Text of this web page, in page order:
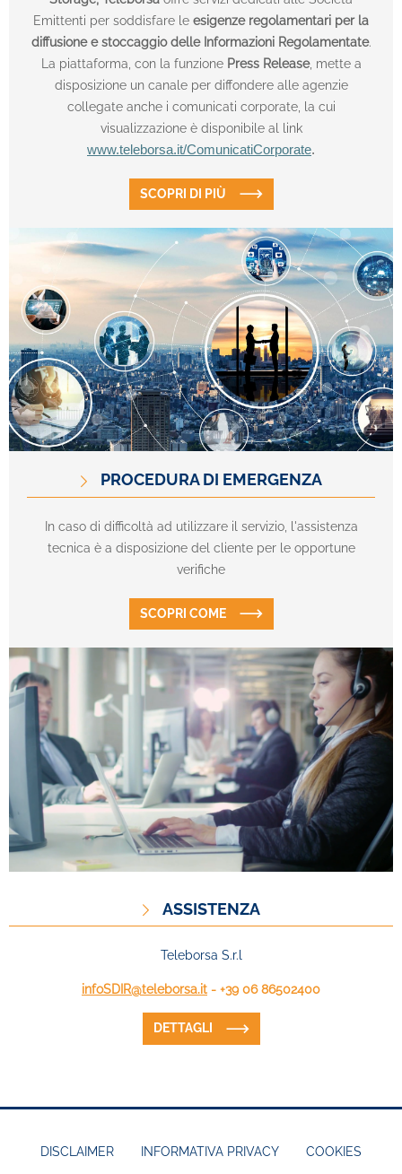
Emittenti per soddisfare le esigenze regolamentari per la
diffusione e stoccaggio delle Informazioni Regolamentate.
La piattaforma, con la funzione Press Release, mette a
disposizione un canale per diffondere alle agenzie
collegate anche i comunicati corporate, la cui
visualizzazione è disponibile al link
www.teleborsa.it/ComunicatiCorporate.
SCOPRI DI PIÙ
PROCEDURA DI EMERGENZA
In caso di difficoltà ad utilizzare il servizio, l'assistenza
tecnica è a disposizione del cliente per le opportune
verifiche
SCOPRI COME
ASSISTENZA
Teleborsa S.r.l
infoSDIR@teleborsa.it - +39 06 86502400
DETTAGLI
DISCLAIMER INFORMATIVA PRIVACY COOKIES